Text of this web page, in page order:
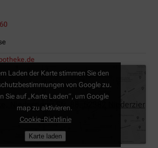
Niederzierer Str. 88, 52382 Niederzier
Laden der Karte stimmen Sie den
von Google zu.
Sie auf „Karte Laden“, um Google
map zu aktivieren.
Cookie-Richtlinie
Karte laden